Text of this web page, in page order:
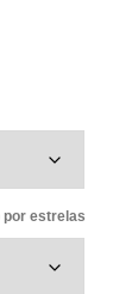
estrelas